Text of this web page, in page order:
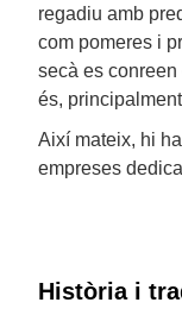
regadiu amb
com pomeres i
secà es
és,
Així mateix, hi
empreses
Història i